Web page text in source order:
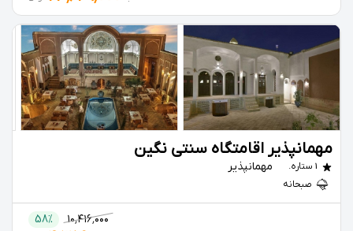
مهمانپذیر اقامتگاه سنتی نگین
1 ستاره. مهمانپذیر
صبحانه
۱۰٬۴۱۶٬۰۰۰ 58%